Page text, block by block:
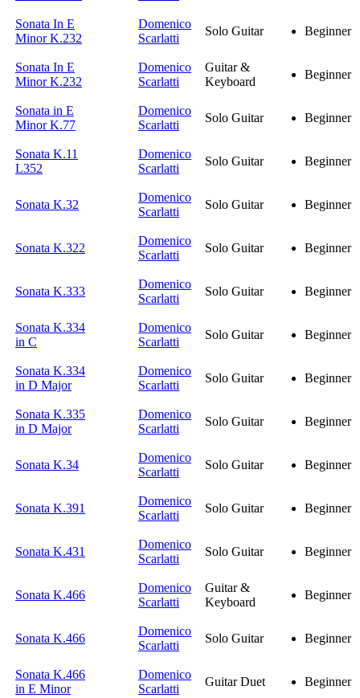
Sonata In E
Minor K.232
Domenico
Scarlatti
Solo Guitar Beginner
Sonata In E
Minor K.232
Domenico
Scarlatti
Guitar &
Keyboard
Beginner
Sonata in E
Minor K.77
Domenico
Scarlatti
Solo Guitar Beginner
Sonata K.11
L352
Domenico
Scarlatti
Solo Guitar Beginner
Sonata K.32
Domenico
Scarlatti
Solo Guitar Beginner
Sonata K.322
Domenico
Scarlatti
Solo Guitar Beginner
Sonata K.333
Domenico
Scarlatti
Solo Guitar Beginner
Sonata K.334
in C
Domenico
Scarlatti
Solo Guitar Beginner
Sonata K.334
in D Major
Domenico
Scarlatti
Solo Guitar Beginner
Sonata K.335
in D Major
Domenico
Scarlatti
Solo Guitar Beginner
Sonata K.34
Domenico
Scarlatti
Solo Guitar Beginner
Sonata K.391
Domenico
Scarlatti
Solo Guitar Beginner
Sonata K.431
Domenico
Scarlatti
Solo Guitar Beginner
Sonata K.466
Domenico
Scarlatti
Guitar &
Keyboard
Beginner
Sonata K.466
Domenico
Scarlatti
Solo Guitar Beginner
Sonata K.466
in E Minor
Domenico
Scarlatti
Guitar Duet Beginner